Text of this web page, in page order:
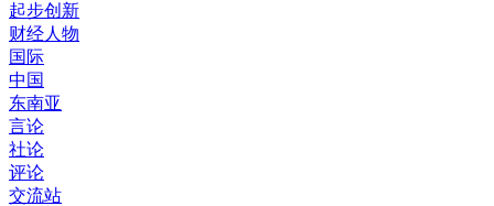
起步创新
财经人物
国际
中国
东南亚
言论
社论
评论
交流站